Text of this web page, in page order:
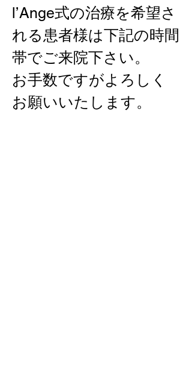
l’Ange式の治療を希望さ
れる患者様は下記の時間
帯でご来院下さい。
お手数ですがよろしく
お願いいたします。